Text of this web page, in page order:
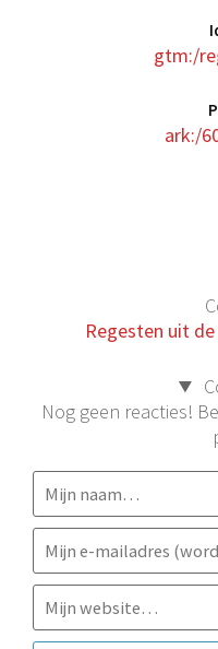
gtm:/
ark:/
Regesten uit
Nog geen reacties!